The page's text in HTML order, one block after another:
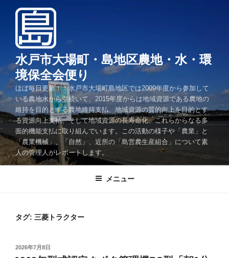
へ
キ
プ
水戸市大場町・島地区農地・水・環
境保全会便り
ほぼ毎日更新！！水戸市大場町島地区では2009年度から参加して
いる農地水から引続いて、2015年度からは地域資源である農地の
維持を目的とする農地維持支払、地域資源の質的向上を目的とす
る資源向上支払、そして地域資源の長寿命化、これらからなる多
面的機能支払に取り組んでいます。この活動の様子や「農業」と
「農業機械」、「自然」、近所の「島営農生産組合」について素
人の管理人がレポートします。
メニュー
タグ: 三菱トラクター
投
稿
2026年7月8日